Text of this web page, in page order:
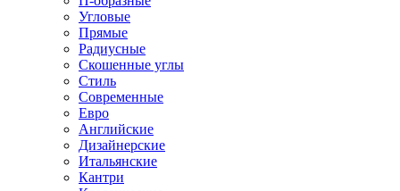
Угловые
Прямые
Радиусные
Скошенные углы
Стиль
Современные
Евро
Английские
Дизайнерские
Итальянские
Кантри